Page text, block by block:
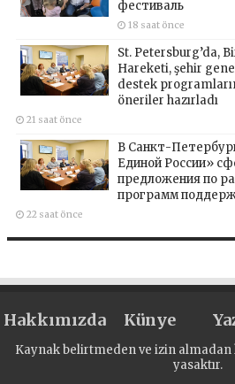
фестиваль
18 saat önce
St. Petersburg’da,
Hareketi, şehir
destek
öneriler hazırladı
21 saat önce
В Санкт-
Единой России»
предложения по
программ
22 saat önce
Hakkımızda Künye
Kaynak belirtmeden ve izin
yasaktır.